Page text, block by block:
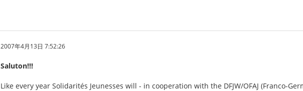
2007年4月13日 7:52:26
Saluton!!!
Like every year Solidarités Jeunesses will - in cooperation with the DFJW/OFAJ (Franco-